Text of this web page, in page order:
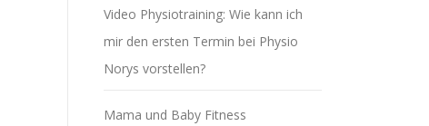
Video Physiotraining: Wie kann ich
mir den ersten Termin bei Physio
Norys vorstellen?
Mama und Baby Fitness